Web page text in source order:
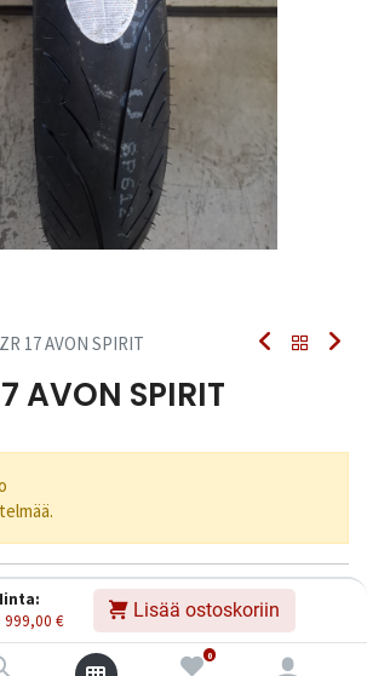
999,00 € Lisää ostoskoriin
0
17 AVON SPIRIT
AVON SPIRIT